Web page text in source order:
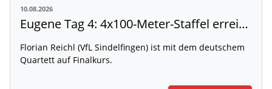
10.08.2026
Eugene Tag 4: 4x100-Meter-Staffel erreicht das Finale, Julia Ehrle wird Achte
Florian Reichl (VfL Sindelfingen) ist mit dem deutschem
Quartett auf Finalkurs.